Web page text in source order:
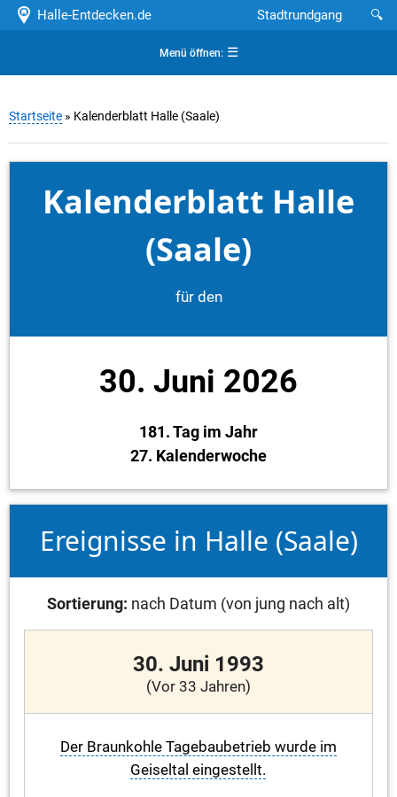
Halle-Entdecken.de 🔍
Stadtrundgang
Menü öffnen:☰
Startseite » Kalenderblatt Halle (Saale)
Kalenderblatt Halle
(Saale)
für den
30. Juni 2026
181. Tag im Jahr
27. Kalenderwoche
Ereignisse in Halle (Saale)
Sortierung: nach Datum (von jung nach alt)
30. Juni 1993
(Vor 33 Jahren)
Der Braunkohle Tagebaubetrieb wurde im
Geiseltal eingestellt.